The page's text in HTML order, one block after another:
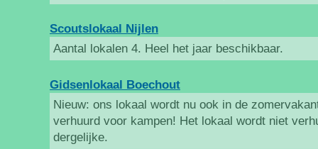
Scoutslokaal Nijlen
Aantal lokalen 4. Heel het jaar beschikbaar.
Gidsenlokaal Boechout
Nieuw: ons lokaal wordt nu ook in de
verhuurd voor kampen! Het lokaal wordt niet
dergelijke.